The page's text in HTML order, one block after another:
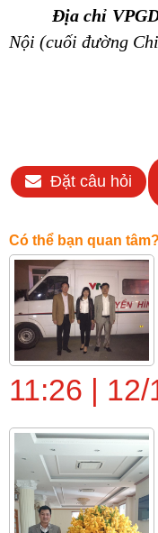
Địa chỉ
Nội (cuối đường
Đặt câu hỏi
Có thể bạn quan tâm?
11:26 |